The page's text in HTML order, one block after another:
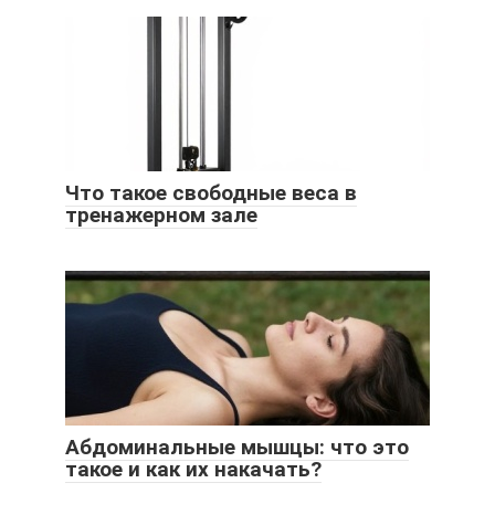
Что такое свободные веса в
тренажерном зале
Абдоминальные мышцы: что это
такое и как их накачать?